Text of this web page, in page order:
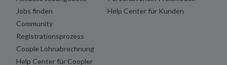
Jobs finden
Community
Registrationsprozess
Coople Lohnabrechnung
Help Center für Coopler
Help Center für Kunden